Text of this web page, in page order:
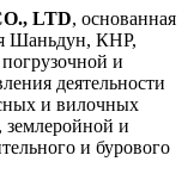
LTD, основанная
Шаньдун, КНР,
и
деятельности
и вилочных
землеройной и
и бурового